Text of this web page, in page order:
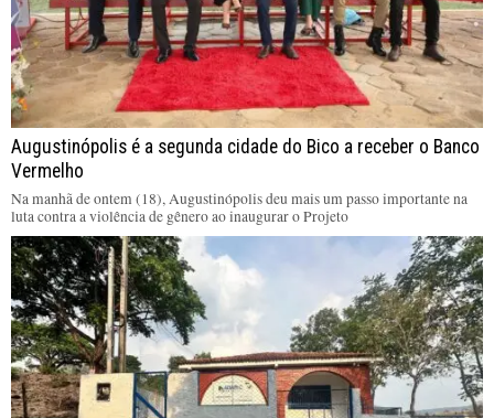
Augustinópolis é a segunda cidade do Bico a receber o Banco
Vermelho
Na manhã de ontem (18), Augustinópolis deu mais um passo importante na
luta contra a violência de gênero ao inaugurar o Projeto